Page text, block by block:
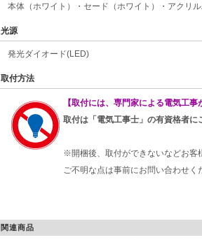
本体（ホワイト）・セード（ホワイト）・アクリル
光源
発光ダイオード(LED)
取付方法
【取付には、専門家による電気工事
取付は「電気工事士」の有資格者に
※開梱後、取付ができないなどお客
ご不明な点は事前にお問い合わせく
関連商品